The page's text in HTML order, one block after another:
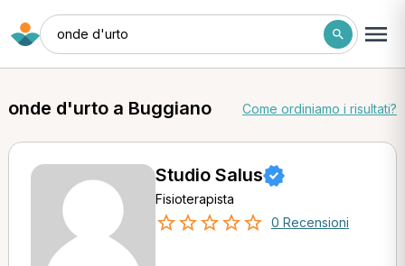
onde d'urto
onde d'urto a Buggiano Come ordiniamo i risultati?
Studio Salus
Fisioterapista
0 Recensioni